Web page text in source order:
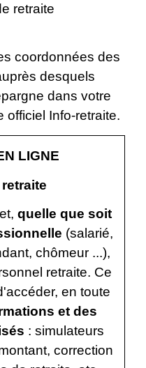
retraite
coordonnées des
desquels
dans votre
officiel Info-retraite.
LIGNE
quelle que soit
(salarié,
chômeur ...),
retraite. Ce
en toute
et des
: simulateurs
correction